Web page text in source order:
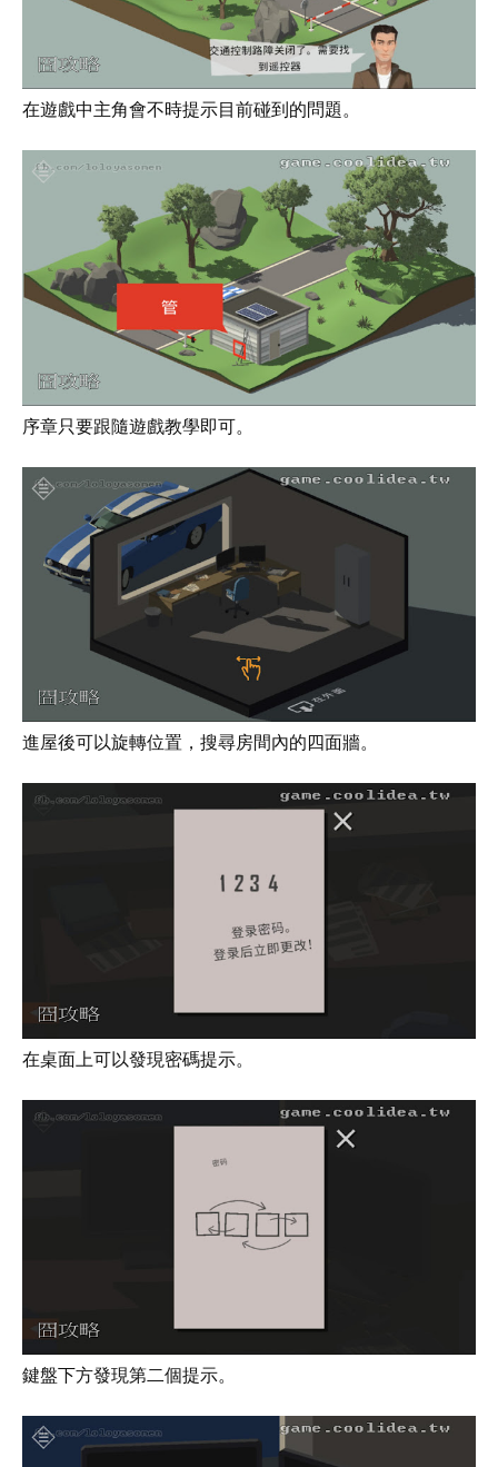
在遊戲中主角會不時提示目前碰到的問題。
序章只要跟隨遊戲教學即可。
進屋後可以旋轉位置，搜尋房間內的四面牆。
在桌面上可以發現密碼提示。
鍵盤下方發現第二個提示。